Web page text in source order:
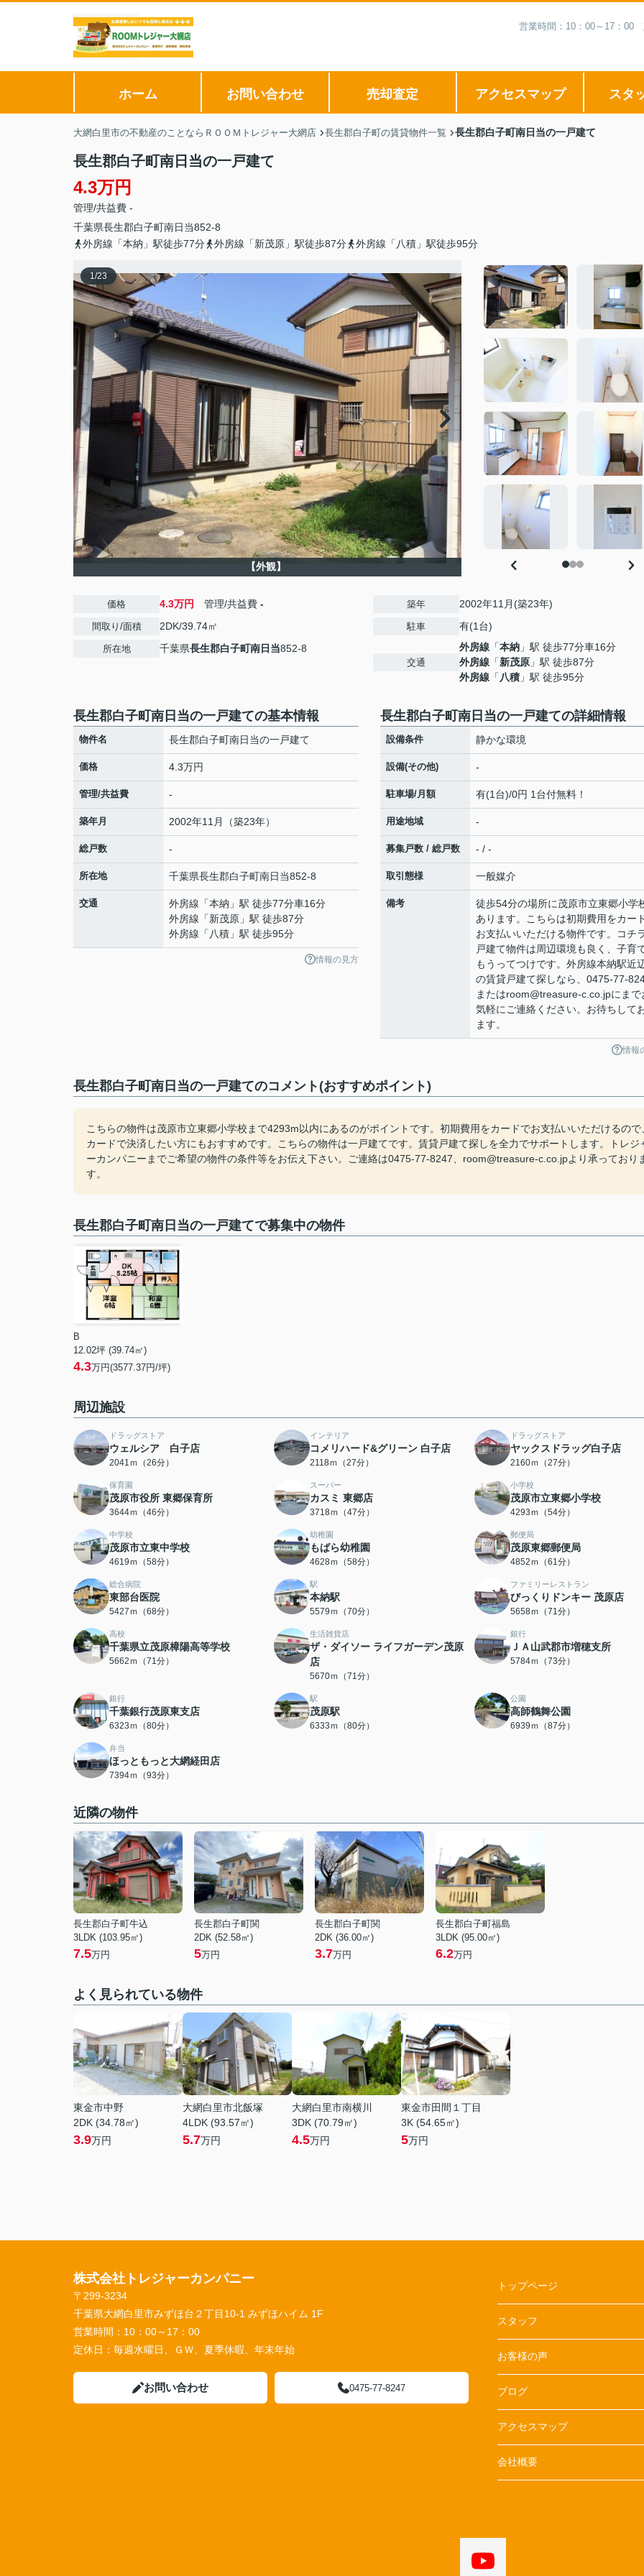
営業時間：10：00～17：00
ホーム お問い合わせ 売却査定 アクセスマップ スタ
大網白里市の不動産のことならＲＯＯＭトレジャー大網店 長生郡白子町の賃貸物件一覧 長生郡白子町南日当の一戸建て
長生郡白子町南日当の一戸建て
4.3万円
管理/共益費 -
千葉県長生郡白子町南日当852-8
外房線「本納」駅徒歩77分
外房線「新茂原」駅徒歩87分 外房線「八積」駅徒歩95分
1/23
【外観】
価格 4.3万円 管理/共益費 -
間取り/面積 2DK/39.74㎡
所在地 千葉県長生郡白子町南日当852-8
築年 2002年11月(築23年)
駐車 有(1台)
交通
外房線 「本納 」駅 徒歩77分車16分
外房線 「新茂原 」駅 徒歩87分
外房線 「 八積 」駅 徒歩95分
長生郡白子町南日当の一戸建ての基本情報
物件名 長生郡白子町南日当の一戸建て
価格 4.3万円
管理/共益費 -
築年月 2002年11月（築23年）
総戸数 -
所在地 千葉県長生郡白子町南日当852-8
交通 外房線 「本納 」駅 徒歩77分車16分
外房線 「新茂原 」駅 徒歩87分
外房線 「 八積 」駅 徒歩95分
情報の見方
長生郡白子町南日当の一戸建ての詳細情報
設備条件 静かな環境
設備(その他) -
駐車場/月額 有(1台)/0円 1台付無料！
用途地域 -
募集戸数 / 総戸数 - / -
取引態様 一般媒介
備考
徒歩54分の場所に茂原市立東郷小学
あります。こちらは初期費用をカー
お支払いいただける物件です。コチ
戸建て物件は周辺環境も良く、子育
もうってつけです。外房線本納駅近
の賃貸戸建て探しなら、0475-77-
またはroom@treasure-c.co.jpにまで
気軽にご連絡ください。お待ちして
ます。
情報
長生郡白子町南日当の一戸建てのコメント(おすすめポイント)
こちらの物件は茂原市立東郷小学校まで4293m以内にあるのがポイントです。初期費用をカードでお支払いいただけるので
カードで決済したい方にもおすすめです。こちらの物件は一戸建てです。賃貸戸建て探しを全力でサポートします。トレジ
ーカンパニーまでご希望の物件の条件等をお伝え下さい。ご連絡は0475-77-8247、room@treasure-c.co.jpより承っており
す。
長生郡白子町南日当の一戸建てで募集中の物件
B
12.02坪 (39.74㎡)
4.3万円(3577.37円/坪)
周辺施設
ドラッグストア
ウェルシア 白子店
2041ｍ（26分）
インテリア
コメリハード&グリーン 白子店
2118ｍ（27分）
ドラッグストア
ヤックスドラッグ白子店
2160ｍ（27分）
保育園
茂原市役所 東郷保育所
3644ｍ（46分）
スーパー
カスミ 東郷店
3718ｍ（47分）
小学校
茂原市立東郷小学校
4293ｍ（54分）
中学校
茂原市立東中学校
4619ｍ（58分）
幼稚園
もばら幼稚園
4628ｍ（58分）
郵便局
茂原東郷郵便局
4852ｍ（61分）
総合病院
東部台医院
5427ｍ（68分）
駅
本納駅
5579ｍ（70分）
ファミリーレストラン
びっくりドンキー 茂原店
5658ｍ（71分）
高校
千葉県立茂原樟陽高等学校
5662ｍ（71分）
生活雑貨店
ザ・ダイソー ライフガーデン茂原
店
5670ｍ（71分）
銀行
ＪＡ山武郡市増穂支所
5784ｍ（73分）
銀行
千葉銀行茂原東支店
6323ｍ（80分）
駅
茂原駅
6333ｍ（80分）
公園
高師鶴舞公園
6939ｍ（87分）
弁当
ほっともっと大網経田店
7394ｍ（93分）
近隣の物件
長生郡白子町牛込
3LDK (103.95㎡)
7.5万円
長生郡白子町関
2DK (52.58㎡)
5万円
長生郡白子町関
2DK (36.00㎡)
3.7万円
長生郡白子町福島
3LDK (95.00㎡)
6.2万円
よく見られている物件
東金市中野
2DK (34.78㎡)
3.9万円
大網白里市北飯塚
4LDK (93.57㎡)
5.7万円
大網白里市南横川
3DK (70.79㎡)
4.5万円
東金市田間１丁目
3K (54.65㎡)
5万円
株式会社トレジャーカンパニー
〒299-3234
千葉県大網白里市みずほ台２丁目10-1 みずほハイム 1F
営業時間： 10：00～17：00
定休日： 毎週水曜日、ＧＷ、夏季休暇、年末年始
お問い合わせ 0475-77-8247
トップページ
スタッフ
お客様の声
ブログ
アクセスマップ
会社概要